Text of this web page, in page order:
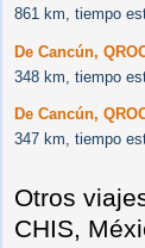
861 km, tiempo
De Cancún,
348 km, tiempo
De Cancún,
347 km, tiempo
Otros
CHIS,